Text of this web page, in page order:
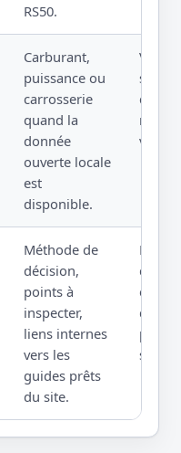
RS50.
Carburant,
puissance ou
carrosserie
quand la
donnée
ouverte locale
est
disponible.
Méthode de
décision,
points à
inspecter,
liens internes
vers les
guides prêts
du site.
d'une
d'un
sous